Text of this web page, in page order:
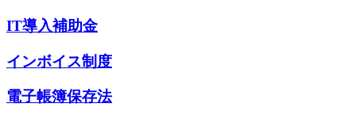
IT導入補助金
インボイス制度
電子帳簿保存法